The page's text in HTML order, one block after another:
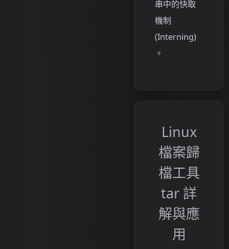
串中的快取
機制
(Interning)
。
Linux
檔案歸
檔工具
tar 詳
解與應
用